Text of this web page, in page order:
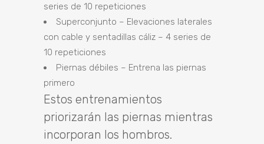
series de 10 repeticiones
Superconjunto – Elevaciones laterales
con cable y sentadillas cáliz – 4 series de
10 repeticiones
Piernas débiles – Entrena las piernas
primero
Estos entrenamientos
priorizarán las piernas mientras
incorporan los hombros.